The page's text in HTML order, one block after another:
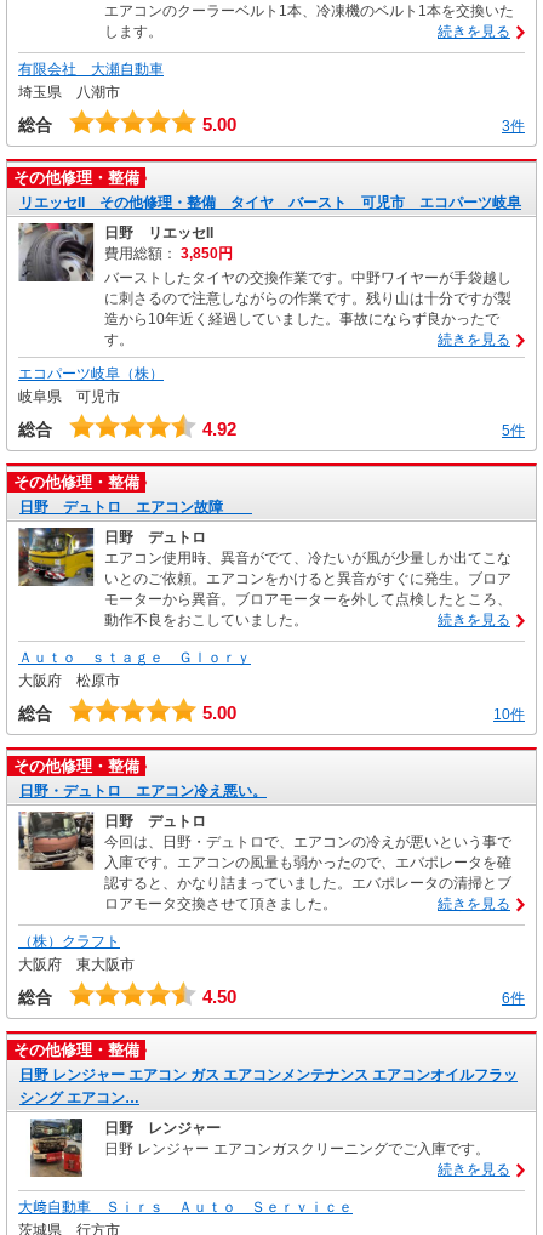
エアコンのクーラーベルト1本、冷凍機のベルト1本を交換いた
します。
続きを見る
有限会社 大瀬自動車
埼玉県 八潮市
総合 5.00 3件
その他修理・整備
リエッセII その他修理・整備 タイヤ バースト 可児市 エコパーツ岐阜
日野 リエッセII
費用総額： 3,850円
バーストしたタイヤの交換作業です。中野ワイヤーが手袋越し
に刺さるので注意しながらの作業です。残り山は十分ですが製
造から10年近く経過していました。事故にならず良かったで
す。
続きを見る
エコパーツ岐阜（株）
岐阜県 可児市
総合 4.92 5件
その他修理・整備
日野 デュトロ エアコン故障
日野 デュトロ
エアコン使用時、異音がでて、冷たいが風が少量しか出てこな
いとのご依頼。エアコンをかけると異音がすぐに発生。ブロア
モーターから異音。ブロアモーターを外して点検したところ、
動作不良をおこしていました。
続きを見る
Ａｕｔｏ ｓｔａｇｅ Ｇｌｏｒｙ
大阪府 松原市
総合 5.00 10件
その他修理・整備
日野・デュトロ エアコン冷え悪い。
日野 デュトロ
今回は、日野・デュトロで、エアコンの冷えが悪いという事で
入庫です。エアコンの風量も弱かったので、エバポレータを確
認すると、かなり詰まっていました。エバポレータの清掃とブ
ロアモータ交換させて頂きました。
続きを見る
（株）クラフト
大阪府 東大阪市
総合 4.50 6件
その他修理・整備
日野 レンジャー エアコン ガス エアコンメンテナンス エアコンオイルフラッ
シング エアコン…
日野 レンジャー
日野 レンジャー エアコンガスクリーニングでご入庫です。
続きを見る
大﨑自動車 Ｓｉｒｓ Ａｕｔｏ Ｓｅｒｖｉｃｅ
茨城県 行方市